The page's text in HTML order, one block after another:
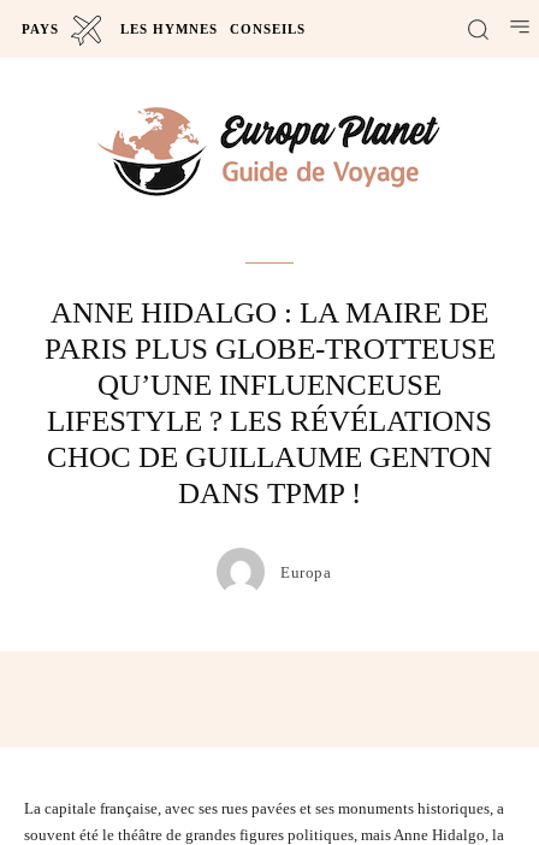
PAYS LES HYMNES CONSEILS
ANNE HIDALGO : LA MAIRE DE
PARIS PLUS GLOBE-TROTTEUSE
QU’UNE INFLUENCEUSE
LIFESTYLE ? LES RÉVÉLATIONS
CHOC DE GUILLAUME GENTON
DANS TPMP !
Europa
La capitale française, avec ses rues pavées et ses monuments historiques, a
souvent été le théâtre de grandes figures politiques, mais Anne Hidalgo, la